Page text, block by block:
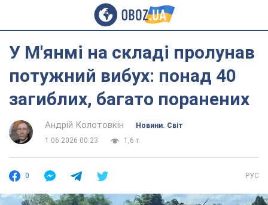
У М'янмі на складі пролунав
потужний вибух: понад 40
загиблих, багато поранених
Андрій Колотовкін
Новини. Світ
1.06.2026 00:23
1,6 т.
0 РУС